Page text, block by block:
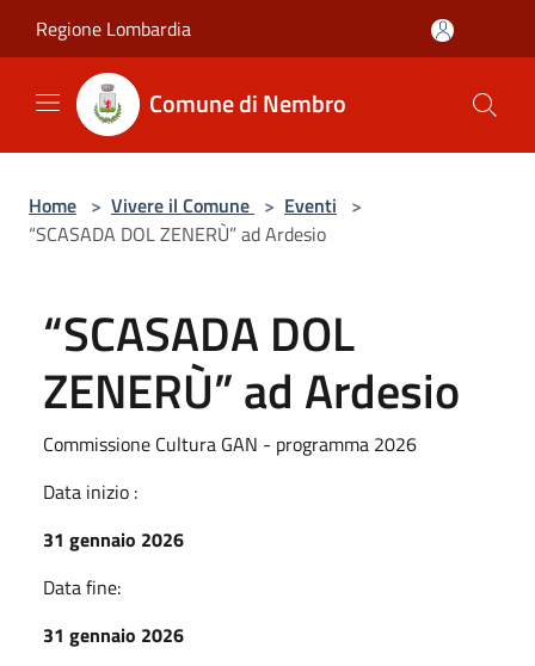
Regione Lombardia
Comune di Nembro
Home > Vivere il Comune > Eventi >
“SCASADA DOL ZENERÙ” ad Ardesio
“SCASADA DOL
ZENERÙ” ad Ardesio
Commissione Cultura GAN - programma 2026
Data inizio :
31 gennaio 2026
Data fine:
31 gennaio 2026